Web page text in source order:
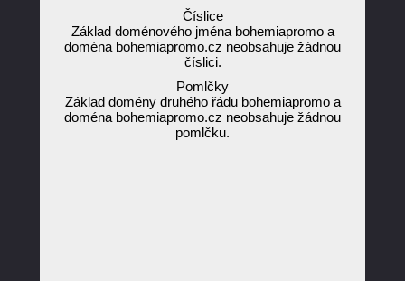
Číslice
Základ doménového jména bohemiapromo a
doména bohemiapromo.cz neobsahuje žádnou
číslici.
Pomlčky
Základ domény druhého řádu bohemiapromo a
doména bohemiapromo.cz neobsahuje žádnou
pomlčku.